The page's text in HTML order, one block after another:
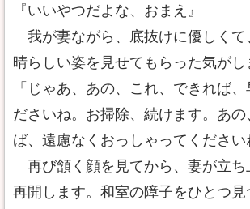
『いいやつだよな、おまえ』
我が妻ながら、底抜けに優しくて
晴らしい姿を見せてもらった気がし
「じゃあ、あの、これ、できれば、
ださいね。お掃除、続けます。あ
ば、遠慮なくおっしゃってください
再び頷く顔を見てから、妻が立ち
再開します。和室の障子をひとつ見